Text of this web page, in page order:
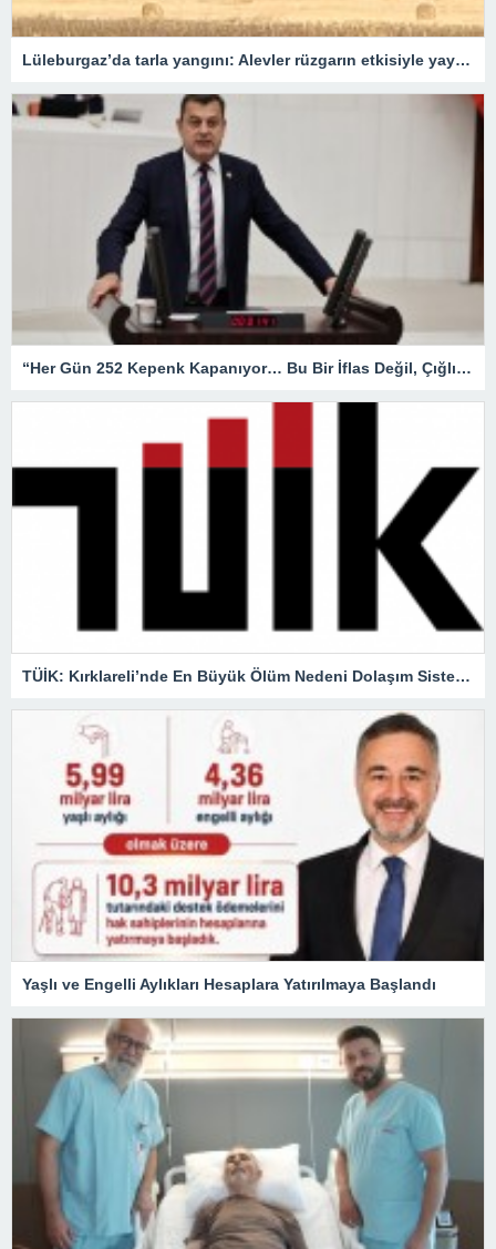
Lüleburgaz’da tarla yangını: Alevler rüzgarın etkisiyle yayıldı
“Her Gün 252 Kepenk Kapanıyor… Bu Bir İflas Değil, Çığlıktır!”
TÜİK: Kırklareli’nde En Büyük Ölüm Nedeni Dolaşım Sistemi Hastalıkları
Yaşlı ve Engelli Aylıkları Hesaplara Yatırılmaya Başlandı